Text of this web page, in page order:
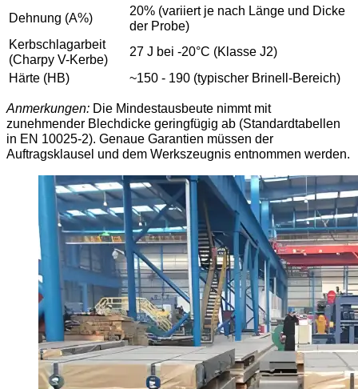
Dehnung (A%)
20% (variiert je nach Länge und Dicke
der Probe)
Kerbschlagarbeit
(Charpy V-Kerbe)
27 J bei -20°C (Klasse J2)
Härte (HB)
~150 - 190 (typischer Brinell-Bereich)
Anmerkungen: Die Mindestausbeute nimmt mit
zunehmender Blechdicke geringfügig ab (Standardtabellen
in EN 10025-2). Genaue Garantien müssen der
Auftragsklausel und dem Werkszeugnis entnommen werden.